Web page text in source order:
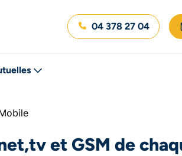
04 378 27 04
et GSM de